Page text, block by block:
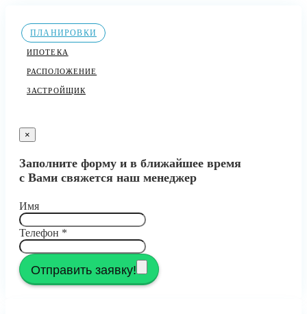
ПЛАНИРОВКИ
ИПОТЕКА
РАСПОЛОЖЕНИЕ
ЗАСТРОЙЩИК
×
Заполните форму и в ближайшее время
с Вами свяжется наш менеджер
Имя
Телефон *
Отправить заявку!